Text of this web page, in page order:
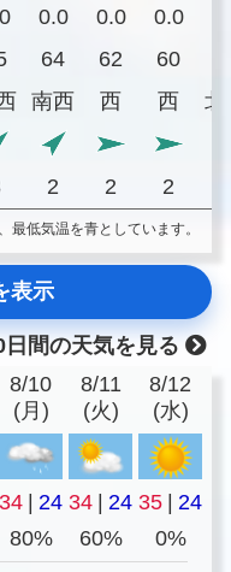
0.0 0.0 0.0
64 62 60
南西 西 西 北
2 2 2
低気温を青としています。
表示
日間の天気を見る
8/10
(月)
8/11
(火)
8/12
(水)
34 | 24 34 | 24 35 | 24
80% 60% 0%